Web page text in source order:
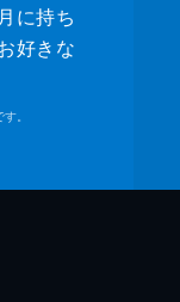
に持ち
好きな
。